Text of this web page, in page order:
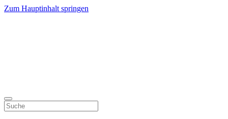
Zum Hauptinhalt springen